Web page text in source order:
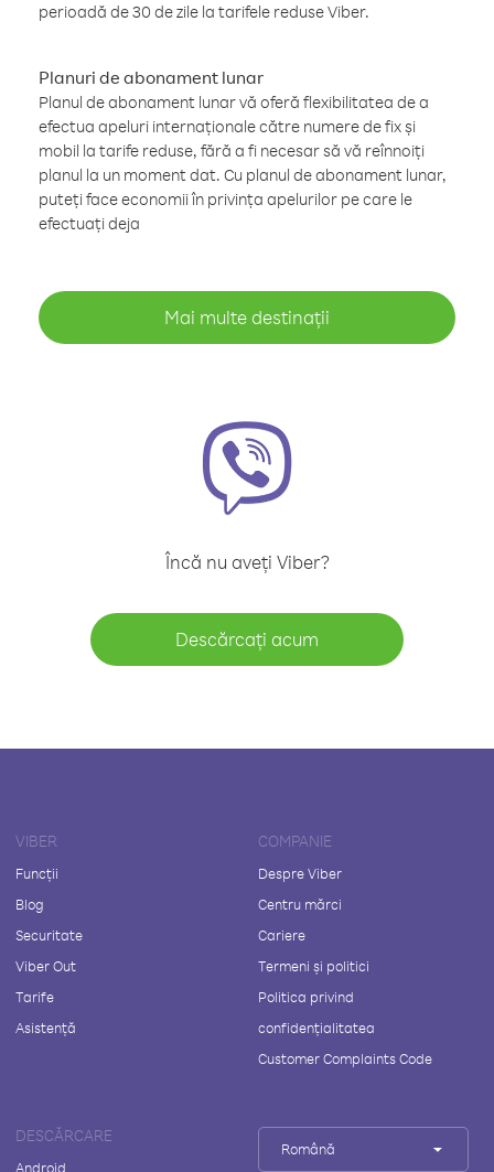
perioadă de 30 de zile la tarifele reduse Viber.
Planuri de abonament lunar
Planul de abonament lunar vă oferă flexibilitatea de a
efectua apeluri internaționale către numere de fix și
mobil la tarife reduse, fără a fi necesar să vă reînnoiți
planul la un moment dat. Cu planul de abonament lunar,
puteți face economii în privința apelurilor pe care le
efectuați deja
Mai multe destinații
Încă nu aveți Viber?
Descărcați acum
VIBER
Funcții
Blog
Securitate
Viber Out
Tarife
Asistență
COMPANIE
Despre Viber
Centru mărci
Cariere
Termeni și politici
Politica privind
confidențialitatea
Customer Complaints Code
DESCĂRCARE
Android
Română